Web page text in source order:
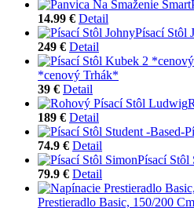
14.99 € Detail
Písací Stôl
249 € Detail
*cenový Trhák*
39 € Detail
189 € Detail
74.9 € Detail
Písací Stôl
79.9 € Detail
Prestieradlo Basic, 150/200 Cm